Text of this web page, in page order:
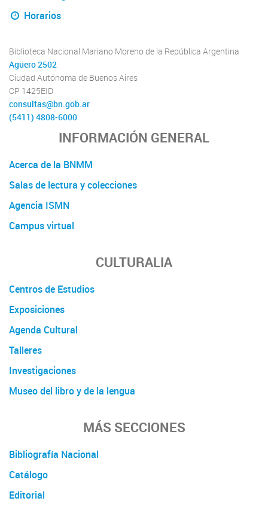
Horarios
Biblioteca Nacional Mariano Moreno de la República Argentina
Agüero 2502
Ciudad Autónoma de Buenos Aires
CP 1425EID
consultas@bn.gob.ar
(5411) 4808-6000
INFORMACIÓN GENERAL
Acerca de la BNMM
Salas de lectura y colecciones
Agencia ISMN
Campus virtual
CULTURALIA
Centros de Estudios
Exposiciones
Agenda Cultural
Talleres
Investigaciones
Museo del libro y de la lengua
MÁS SECCIONES
Bibliografía Nacional
Catálogo
Editorial